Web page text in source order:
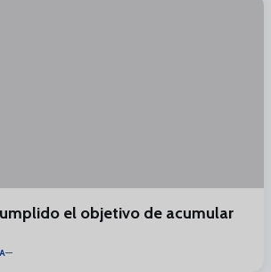
el objetivo de acumular